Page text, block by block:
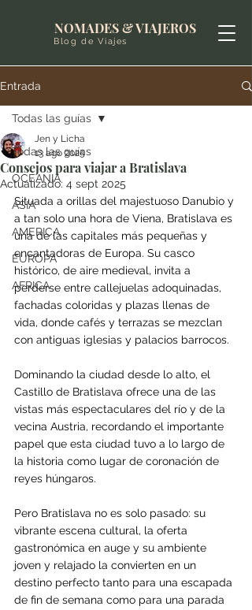
NOMADES & VIAJEROS
Blog de Viajes
Entrada
Todas las guías
OCEANIA
ASIA
AMERICA
EUROPA
AFRICA
Todas las guías
Consejos para viajar a Bratislava
Jen y Licha
13 ago 2025
Actualizado: 4 sept 2025
Situada a orillas del majestuoso Danubio y
a tan solo una hora de Viena, Bratislava es
una de las capitales más pequeñas y
encantadoras de Europa. Su casco
histórico, de aire medieval, invita a
perderse entre callejuelas adoquinadas,
fachadas coloridas y plazas llenas de
vida, donde cafés y terrazas se mezclan
con antiguas iglesias y palacios barrocos.
Dominando la ciudad desde lo alto, el
Castillo de Bratislava ofrece una de las
vistas más espectaculares del río y de la
vecina Austria, recordando el importante
papel que esta ciudad tuvo a lo largo de
la historia como lugar de coronación de
reyes húngaros.
Pero Bratislava no es solo pasado: su
vibrante escena cultural, la oferta
gastronómica en auge y su ambiente
joven y relajado la convierten en un
destino perfecto tanto para una escapada
de fin de semana como para una parada